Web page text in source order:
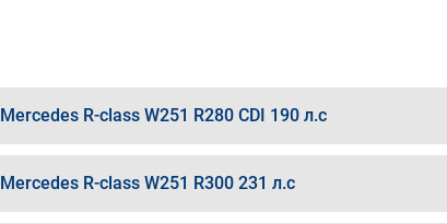
Mercedes R-class W251 R280 CDI 190 л.с
Mercedes R-class W251 R300 231 л.с